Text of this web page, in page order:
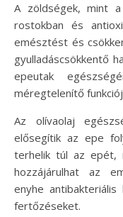
A zöldségek, mint
rostokban és
emésztést és
gyulladáscsökkentő
epeutak
méregtelenítő
Az olívaolaj
elősegítik az epe
terhelik túl az epét,
hozzájárulhat az
enyhe
fertőzéseket.